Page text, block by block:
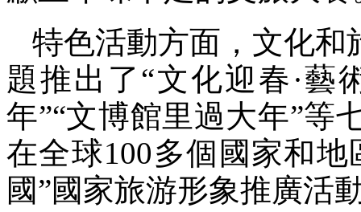
特色活動方面，文化和
題推出了“文化迎春·藝
年”“文博館里過大年”等
在全球100多個國家和
國”國家旅游形象推廣活